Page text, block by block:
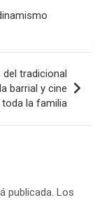
tradicional
barrial y cine
toda la familia
publicada. Los